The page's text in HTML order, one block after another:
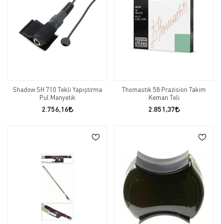
Shadow SH 710 Tekli Yapıştırma
Pul Manyetik
2.756,16
Thomastık 58 Prazision Takım
Keman Teli
2.851,37